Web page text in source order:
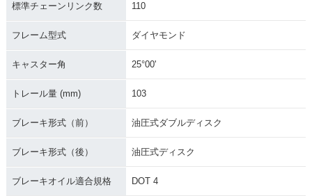
標準チェーンリンク数 110
フレーム型式 ダイヤモンド
キャスター角 25°00'
トレール量 (mm) 103
ブレーキ形式（前） 油圧式ダブルディスク
ブレーキ形式（後） 油圧式ディスク
ブレーキオイル適合規格 DOT 4